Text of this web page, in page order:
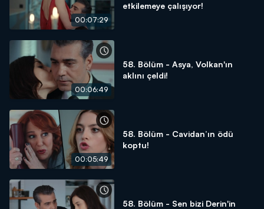
00:07:29
etkilemeye çalışıyor!
00:06:49
58. Bölüm - Asya, Volkan'ın
aklını çeldi!
00:05:49
58. Bölüm - Cavidan’ın ödü
koptu!
58. Bölüm - Sen bizi Derin'in